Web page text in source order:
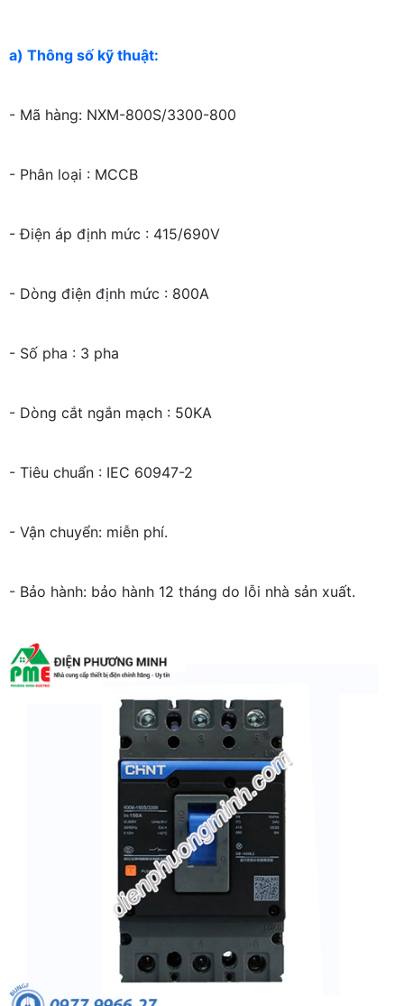
a) Thông số kỹ thuật:
- Mã hàng: NXM-800S/3300-800
- Phân loại : MCCB
- Điện áp định mức : 415/690V
- Dòng điện định mức : 800A
- Số pha : 3 pha
- Dòng cắt ngắn mạch : 50KA
- Tiêu chuẩn : IEC 60947-2
- Vận chuyển: miễn phí.
- Bảo hành: bảo hành 12 tháng do lỗi nhà sản xuất.